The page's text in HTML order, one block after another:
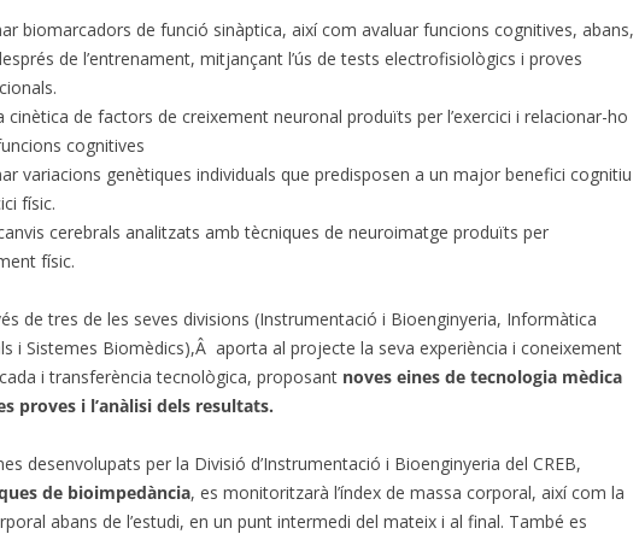
biomarcadors de funció sinàptica, així com avaluar funcions cognitives, abans,
de l’entrenament, mitjançant l’ús de tests electrofisiològics i proves
cinètica de factors de creixement neuronal produïts per l’exercici i relacionar-ho
cognitives
variacions genètiques individuals que predisposen a un major benefici cognitiu
físic.
cerebrals analitzats amb tècniques de neuroimatge produïts per
físic.
de tres de les seves divisions (Instrumentació i Bioenginyeria, Informàtica
i Sistemes Biomèdics),Â aporta al projecte la seva experiència i coneixement
i transferència tecnològica, proposant noves eines de tecnologia mèdica
proves i l’anàlisi dels resultats.
desenvolupats per la Divisió d’Instrumentació i Bioenginyeria del CREB,
de bioimpedància, es monitoritzarà l’índex de massa corporal, així com la
abans de l’estudi, en un punt intermedi del mateix i al final. També es